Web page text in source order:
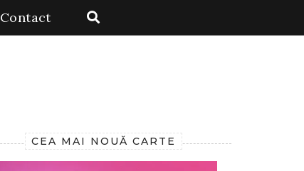
Contact
CEA MAI NOUĂ CARTE